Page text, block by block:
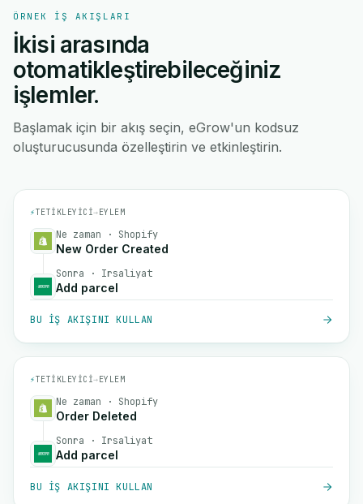
ÖRNEK IŞ AKIŞLARI
İkisi arasında
otomatikleştirebileceğiniz
işlemler.
Başlamak için bir akış seçin, eGrow'un kodsuz
oluşturucusunda özelleştirin ve etkinleştirin.
⚡TETIKLEYICI→EYLEM
Ne zaman · Shopify
New Order Created
Sonra · Irsaliyat
Add parcel
BU IŞ AKIŞINI KULLAN
⚡TETIKLEYICI→EYLEM
Ne zaman · Shopify
Order Deleted
Sonra · Irsaliyat
Add parcel
BU IŞ AKIŞINI KULLAN